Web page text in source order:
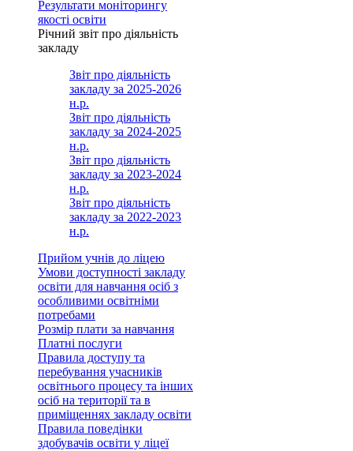
Результати моніторингу
якості освіти
Річний звіт про діяльність
закладу
Звіт про діяльність
закладу за 2025-2026
н.р.
Звіт про діяльність
закладу за 2024-2025
н.р.
Звіт про діяльність
закладу за 2023-2024
н.р.
Звіт про діяльність
закладу за 2022-2023
н.р.
Прийом учнів до ліцею
Умови доступності закладу
освіти для навчання осіб з
особливими освітніми
потребами
Розмір плати за навчання
Платні послуги
Правила доступу та
перебування учасників
освітнього процесу та інших
осіб на території та в
приміщеннях закладу освіти
Правила поведінки
здобувачів освіти у ліцеї